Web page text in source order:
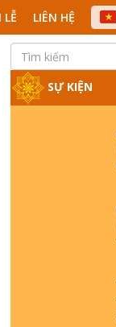
LỄ LIÊN HỆ
SỰ KIỆN